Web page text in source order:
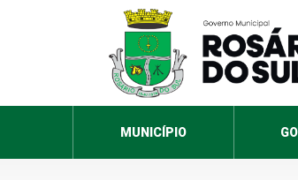
MUNICÍPIO